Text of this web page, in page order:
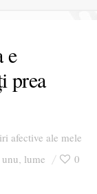
e
prea
afective ale mele
, lume 0